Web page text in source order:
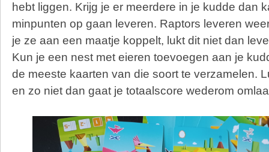
hebt liggen. Krijg je er meerdere in je kudde dan
minpunten op gaan leveren. Raptors leveren
je ze aan een maatje koppelt, lukt dit niet dan
Kun je een nest met eieren toevoegen aan je
de meeste kaarten van die soort te verzamelen.
en zo niet dan gaat je totaalscore wederom